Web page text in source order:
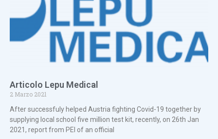
Articolo Lepu Medical
2 Marzo 2021
After successfuly helped Austria fighting Covid-19 together by
supplying local school five million test kit, recently, on 26th Jan
2021, report from PEI of an official